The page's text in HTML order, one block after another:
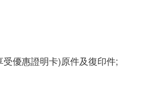
優惠證明卡)原件及復印件;